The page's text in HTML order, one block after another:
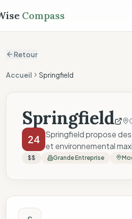
Compass
Retour
Accueil Springfield
Springfield
24
Springfield propose
et environnemental
$$ Grande Entreprise
Score The Wise